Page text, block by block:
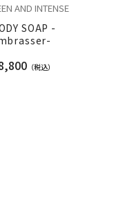
AND INTENSE
SOAP -